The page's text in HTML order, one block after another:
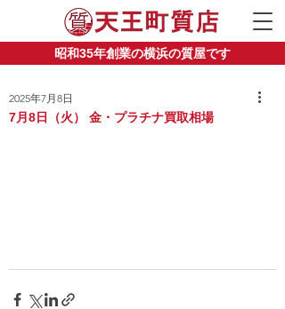
昭和35年創業の横浜の質屋です
7月8日（火） 金・プラチナ買取相場
2025年7月8日